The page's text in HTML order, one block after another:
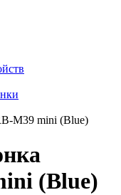
M39 mini (Blue)
(Blue)